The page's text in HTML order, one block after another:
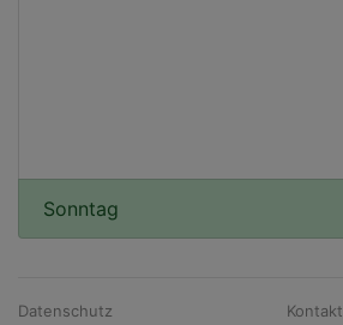
Sonntag
Datenschutz
Kontakt